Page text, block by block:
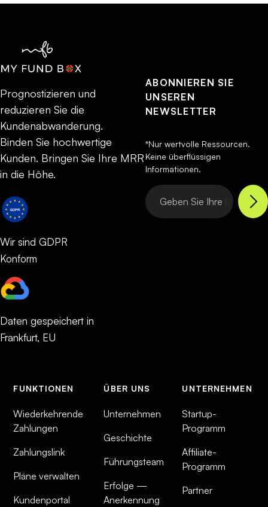
Prognostizieren und
reduzieren Sie die
Kundenabwanderung.
Binden Sie hochwertige
Kunden. Bringen Sie Ihre MRR
in die Höhe.
Wir sind GDPR
Konform
Daten gespeichert in
Frankfurt, EU
ABONNIEREN SIE
UNSEREN
NEWSLETTER
*Nur wertvolle Ressourcen.
Keine überflüssigen
Informationen.
FUNKTIONEN
Wiederkehrende
Zahlungen
Zahlungslink
Pläne verwalten
Kundenportal
ÜBER UNS
Unternehmen
Geschichte
Führungsteam
Erfolge —
Anerkennung
UNTERNEHMEN
Startup-
Programm
Affiliate-
Programm
Partner